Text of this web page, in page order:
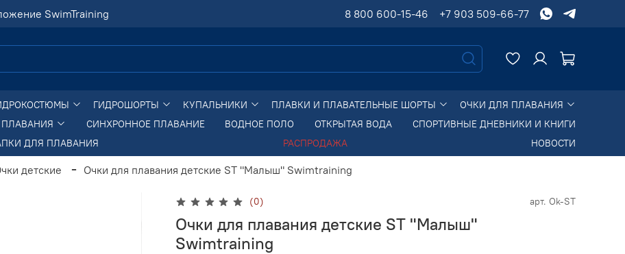
SwimTraining 8 800 600-15-46 +7 903 509-66-77
ГИДРОШОРТЫ КУПАЛЬНИКИ ПЛАВКИ И ПЛАВАТЕЛЬНЫЕ ШОРТЫ
ОЧКИ ДЛЯ ПЛАВАНИЯ
СИНХРОННОЕ ПЛАВАНИЕ ВОДНОЕ ПОЛО ОТКРЫТАЯ ВОДА
СПОРТИВНЫЕ ДНЕВНИКИ И КНИГИ
ДЛЯ ПЛАВАНИЯ РАСПРОДАЖА НОВОСТИ
детские Очки для плавания детские ST "Малыш" Swimtraining
(0) арт. Ok-ST
Очки для плавания детские ST "Малыш"
Swimtraining